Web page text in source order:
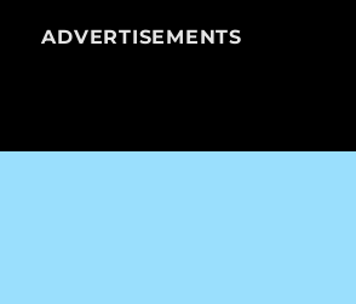
ADVERTISEMENTS